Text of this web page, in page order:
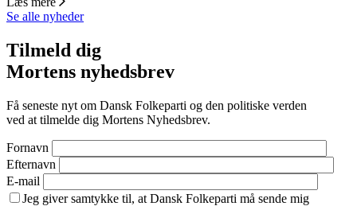
Se alle nyheder
Tilmeld dig
Mortens nyhedsbrev
Få seneste nyt om Dansk Folkeparti og den politiske verden
ved at tilmelde dig Mortens Nyhedsbrev.
Fornavn
Efternavn
E-mail
Jeg giver samtykke til, at Dansk Folkeparti må sende mig